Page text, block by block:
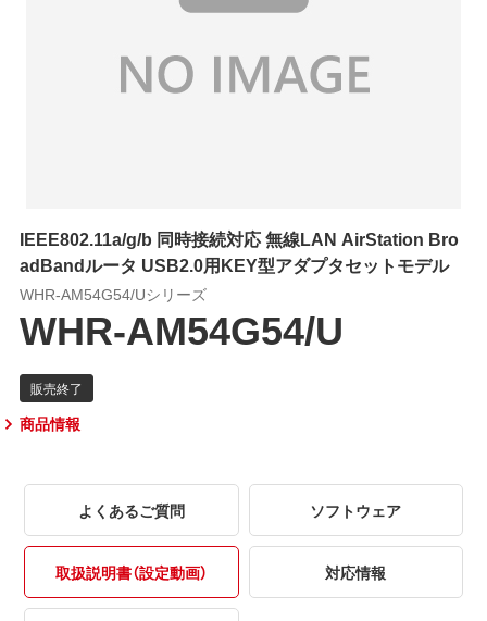
IEEE802.11a/g/b 同時接続対応 無線LAN AirStation Bro
adBandルータ USB2.0用KEY型アダプタセットモデル
WHR-AM54G54/Uシリーズ
WHR-AM54G54/U
商品情報
よくあるご質問 ソフトウェア
取扱説明書（設定動画） 対応情報